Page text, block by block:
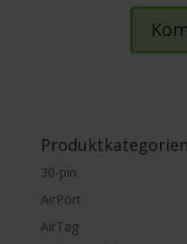
Produktkategorien
30-pin
AirPort
AirTag